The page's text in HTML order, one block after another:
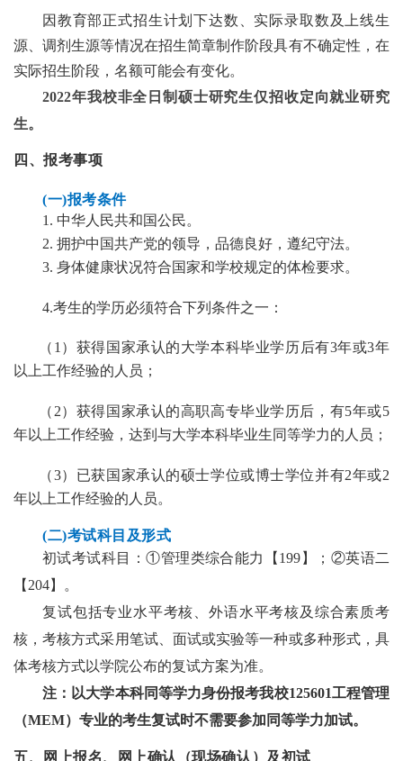
因教育部正式招生计划下达数、实际录取数及上线生
源、调剂生源等情况在招生简章制作阶段具有不确定性，在
实际招生阶段，名额可能会有变化。
2022年我校非全日制硕士研究生仅招收定向就业研究
生。
四、报考事项
(一)报考条件
1. 中华人民共和国公民。
2. 拥护中国共产党的领导，品德良好，遵纪守法。
3. 身体健康状况符合国家和学校规定的体检要求。
4.考生的学历必须符合下列条件之一：
（1）获得国家承认的大学本科毕业学历后有3年或3年
以上工作经验的人员 ；
（2） 获得国家承认的高职高专毕业学历后，有5年或5
年以上工作经验，达到与大学本科毕业生同等学力的人员 ；
（3） 已获国家承认的硕士学位或博士学位并有2年或2
年以上工作经验的人员。
(二)考试科目及形式
初试考试科目：①管理类综合能力【199】；②英语二
【204】。
复试包括专业水平考核、外语水平考核及综合素质考
核，考核方式采用笔试、面试或实验等一种或多种形式，具
体考核方式以学院公布的复试方案为准。
注：以大学本科同等学力身份报考我校125601工程管理
（MEM）专业的考生复试时不需要参加同等学力加试。
五、 网上报名、网上确认（现场确认）及初试